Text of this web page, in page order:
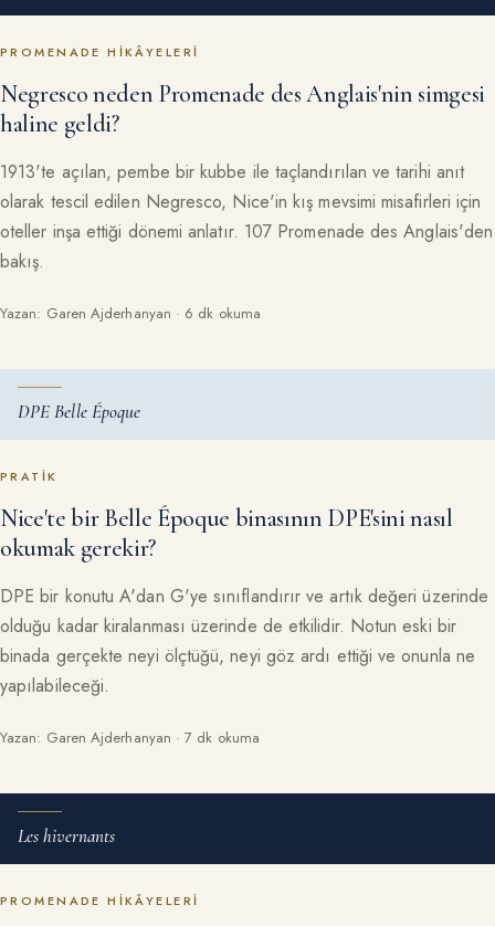
PROMENADE HIKÂYELERI
Negresco neden Promenade des Anglais'nin simgesi
haline geldi?
1913'te açılan, pembe bir kubbe ile taçlandırılan ve tarihi anıt
olarak tescil edilen Negresco, Nice'in kış mevsimi misafirleri için
oteller inşa ettiği dönemi anlatır. 107 Promenade des Anglais'den
bakış.
Yazan: Garen Ajderhanyan · 6 dk okuma
DPE Belle Époque
PRATIK
Nice'te bir Belle Époque binasının DPE'sini nasıl
okumak gerekir?
DPE bir konutu A'dan G'ye sınıflandırır ve artık değeri üzerinde
olduğu kadar kiralanması üzerinde de etkilidir. Notun eski bir
binada gerçekte neyi ölçtüğü, neyi göz ardı ettiği ve onunla ne
yapılabileceği.
Yazan: Garen Ajderhanyan · 7 dk okuma
Les hivernants
PROMENADE HIKÂYELERI